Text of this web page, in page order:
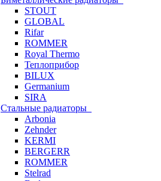
STOUT
GLOBAL
Rifar
ROMMER
Royal Thermo
Теплоприбор
BILUX
Germanium
SIRA
Стальные радиаторы
Arbonia
Zehnder
KERMI
BERGERR
ROMMER
Stelrad